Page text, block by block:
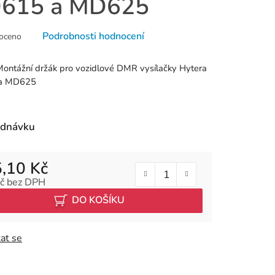
a MD625
Podrobnosti hodnocení
držák pro vozidlové DMR vysílačky Hytera
MD625
Kč
bez DPH
DO KOŠÍKU
se